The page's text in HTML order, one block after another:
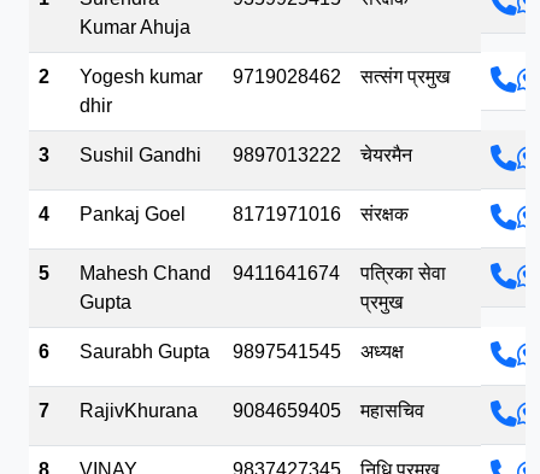
Kumar Ahuja
2
Yogesh kumar
dhir
9719028462 सत्संग प्रमुख
3 Sushil Gandhi 9897013222 चेयरमैन
4 Pankaj Goel 8171971016 संरक्षक
5
Mahesh Chand
Gupta
9411641674
पत्रिका सेवा
प्रमुख
6 Saurabh Gupta 9897541545 अध्यक्ष
7 RajivKhurana 9084659405 महासचिव
8 VINAY 9837427345 निधि प्रमुख